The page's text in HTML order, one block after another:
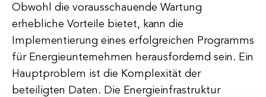
Obwohl die vorausschauende Wartung
erhebliche Vorteile bietet, kann die
Implementierung eines erfolgreichen Programms
für Energieunternehmen herausfordernd sein. Ein
Hauptproblem ist die Komplexität der
beteiligten Daten. Die Energieinfrastruktur